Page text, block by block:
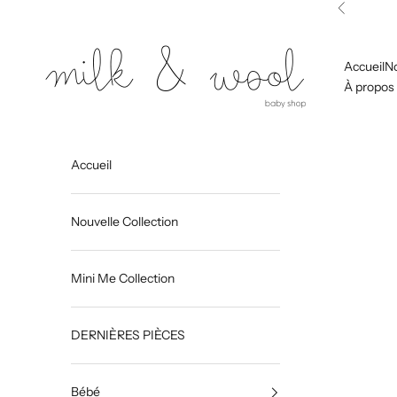
Précédent
Milk and Wool
Accueil
À
Accueil
Nouvelle Collection
Mini Me Collection
DERNIÈRES PIÈCES
Bébé